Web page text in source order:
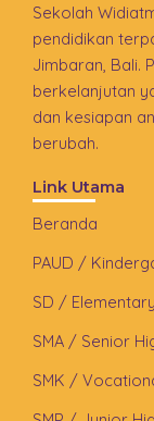
Sekolah
pendidikan
Jimbaran, Bali.
berkelanjutan
dan kesiapan
berubah.
Link Utama
Beranda
PAUD /
SD /
SMA / Senior
SMK /